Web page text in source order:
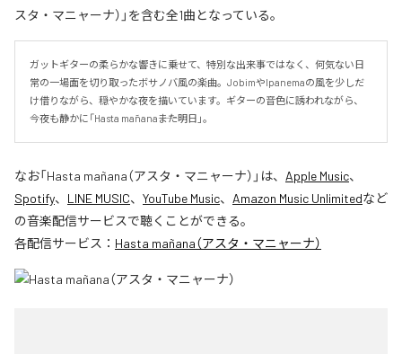
スタ・マニャーナ）」を含む全1曲となっている。
ガットギターの柔らかな響きに乗せて、特別な出来事ではなく、何気ない日
常の一場面を切り取ったボサノバ風の楽曲。JobimやIpanemaの風を少しだ
け借りながら、穏やかな夜を描いています。ギターの音色に誘われながら、
今夜も静かに「Hasta mañana――また明日」。
なお「Hasta mañana（アスタ・マニャーナ） 」は、 Apple Music、
Spotify、 LINE MUSIC、 YouTube Music、 Amazon Music Unlimitedなど
の音楽配信サービスで聴くことができる。
各配信サービス： Hasta mañana（アスタ・マニャーナ）